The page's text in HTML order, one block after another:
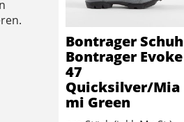
Bontrager Schuh
Bontrager Evoke
47
Quicksilver/Mia
mi Green